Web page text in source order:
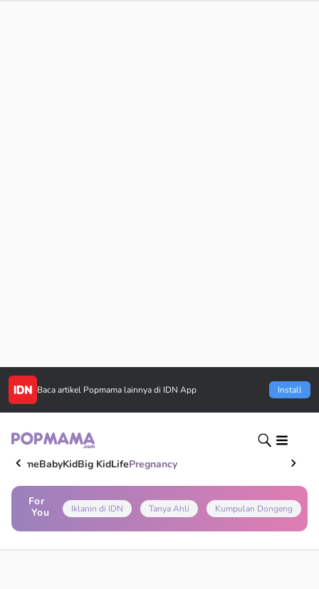
Baca artikel Popmama lainnya di IDN App Install
HomeBabyKidBig KidLifePregnancy
For
You
Iklanin di IDN Tanya Ahli Kumpulan Dongeng